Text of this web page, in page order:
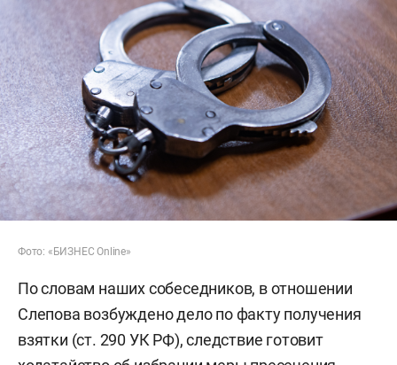
Фото: «БИЗНЕС Online»
По словам наших собеседников, в отношении
Слепова возбуждено дело по факту получения
взятки (ст. 290 УК РФ), следствие готовит